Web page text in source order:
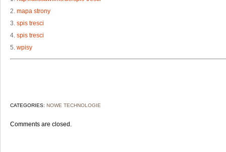
2. mapa strony
3. spis tresci
4. spis tresci
5. wpisy
CATEGORIES: NOWE TECHNOLOGIE
Comments are closed.